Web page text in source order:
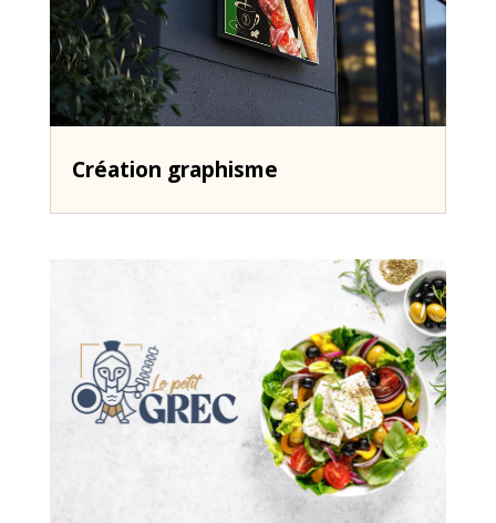
Création graphisme